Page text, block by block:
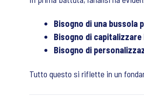
Bisogno di una bussola
Bisogno di
Bisogno di
Tutto questo si riflette in un